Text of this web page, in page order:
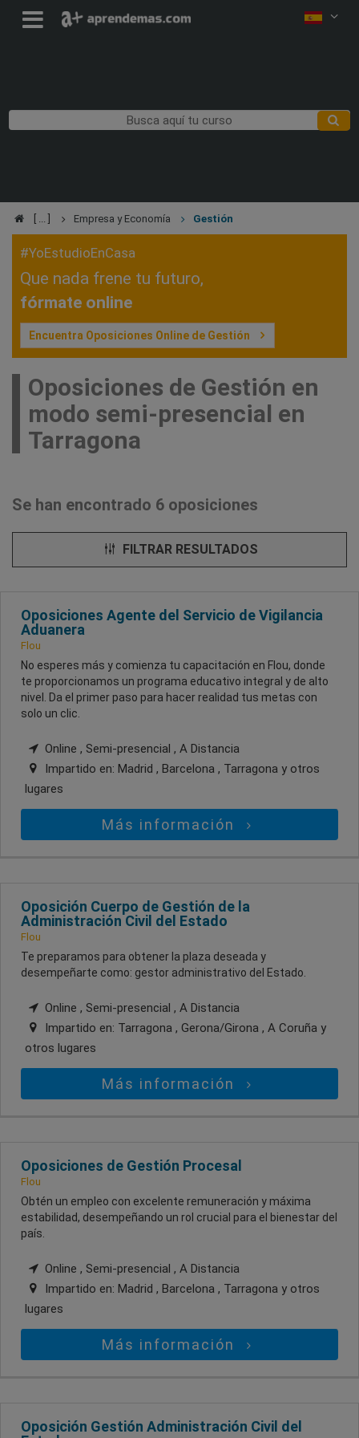
Empresa y Economía Gestión
#YoEstudioEnCasa
Que nada frene tu futuro,
fórmate online
Encuentra Oposiciones Online de Gestión
Oposiciones de Gestión en
modo semi-presencial en
Tarragona
Se han encontrado 6 oposiciones
FILTRAR RESULTADOS
Oposiciones Agente del Servicio de Vigilancia
Aduanera
Flou
No esperes más y comienza tu capacitación en Flou, donde
te proporcionamos un programa educativo integral y de alto
nivel. Da el primer paso para hacer realidad tus metas con
solo un clic.
Online , Semi-presencial , A Distancia
Impartido en: Madrid , Barcelona , Tarragona y otros
lugares
Más información
Oposición Cuerpo de Gestión de la
Administración Civil del Estado
Flou
Te preparamos para obtener la plaza deseada y
desempeñarte como: gestor administrativo del Estado.
Online , Semi-presencial , A Distancia
Impartido en: Tarragona , Gerona/Girona , A Coruña y
otros lugares
Más información
Oposiciones de Gestión Procesal
Flou
Obtén un empleo con excelente remuneración y máxima
estabilidad, desempeñando un rol crucial para el bienestar del
país.
Online , Semi-presencial , A Distancia
Impartido en: Madrid , Barcelona , Tarragona y otros
lugares
Más información
Oposición Gestión Administración Civil del